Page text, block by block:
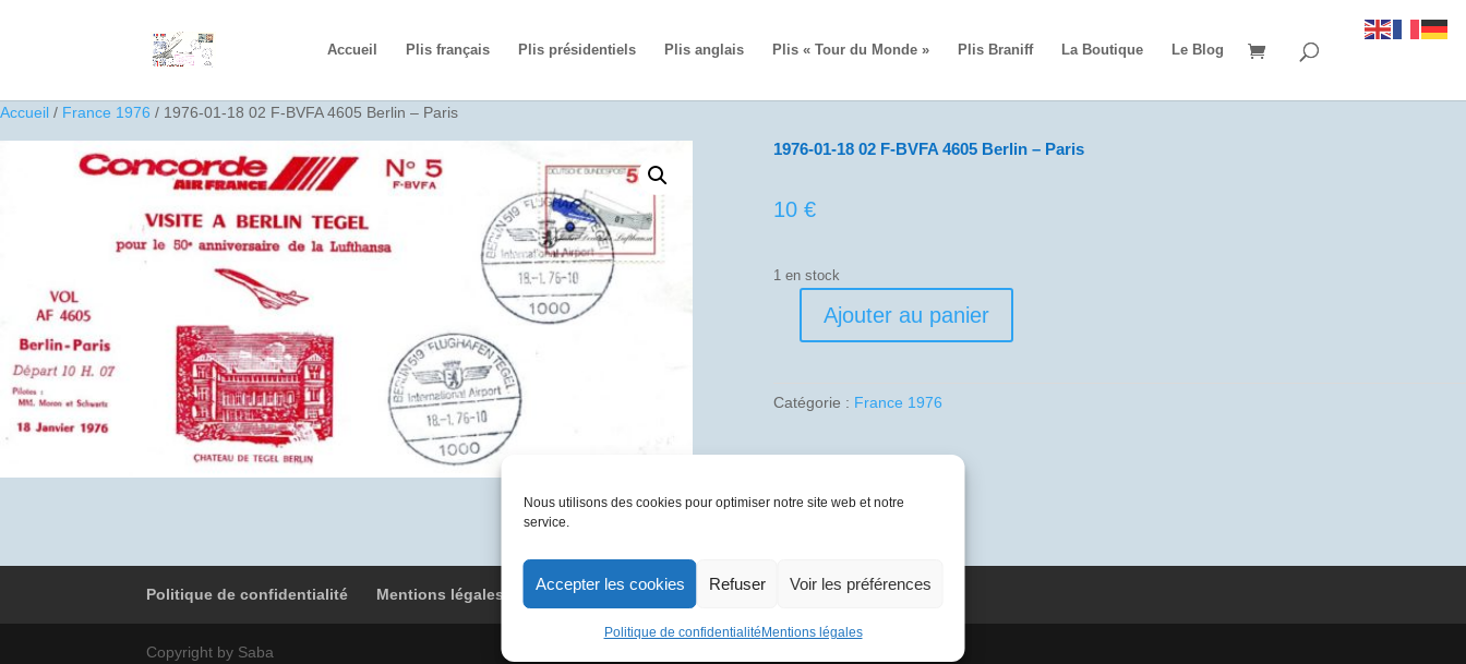
Nous utilisons des cookies pour optimiser notre site web et notre
service.
Accepter les cookies Refuser Voir les préférences
Politique de confidentialité Mentions légales
Accueil Plis français Plis présidentiels Plis anglais Plis « Tour du Monde » Plis Braniff La Boutique Le Blog
Accueil / France 1976 / 1976-01-18 02 F-BVFA 4605 Berlin – Paris
1976-01-18 02 F-BVFA 4605 Berlin – Paris
10 €
1 en stock
quantité
01-
02
BVFA
Ajouter au panier
Catégorie : France 1976
Politique de confidentialité Mentions légales Conditions Générales de Vente
Copyright by Saba